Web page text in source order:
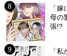
「
母の
張!?
「